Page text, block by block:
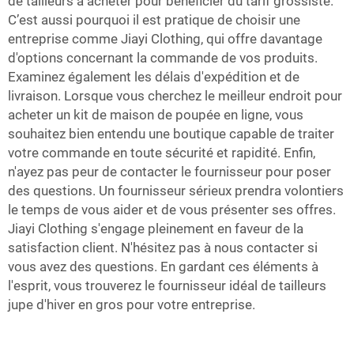
C’est aussi pourquoi il est pratique de choisir une
entreprise comme Jiayi Clothing, qui offre davantage
d'options concernant la commande de vos produits.
Examinez également les délais d'expédition et de
livraison. Lorsque vous cherchez le meilleur endroit pour
acheter un kit de maison de poupée en ligne, vous
souhaitez bien entendu une boutique capable de traiter
votre commande en toute sécurité et rapidité. Enfin,
n'ayez pas peur de contacter le fournisseur pour poser
des questions. Un fournisseur sérieux prendra volontiers
le temps de vous aider et de vous présenter ses offres.
Jiayi Clothing s'engage pleinement en faveur de la
satisfaction client. N'hésitez pas à nous contacter si
vous avez des questions. En gardant ces éléments à
l'esprit, vous trouverez le fournisseur idéal de tailleurs
jupe d'hiver en gros pour votre entreprise.